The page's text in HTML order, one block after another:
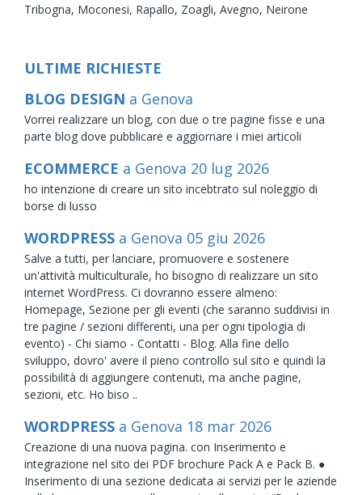
Tribogna, Moconesi, Rapallo, Zoagli, Avegno, Neirone
ULTIME RICHIESTE
BLOG DESIGN a Genova
Vorrei realizzare un blog, con due o tre pagine fisse e una
parte blog dove pubblicare e aggiornare i miei articoli
ECOMMERCE a Genova 20 lug 2026
ho intenzione di creare un sito incebtrato sul noleggio di
borse di lusso
WORDPRESS a Genova 05 giu 2026
Salve a tutti, per lanciare, promuovere e sostenere
un'attività multiculturale, ho bisogno di realizzare un sito
internet WordPress. Ci dovranno essere almeno:
Homepage, Sezione per gli eventi (che saranno suddivisi in
tre pagine / sezioni differenti, una per ogni tipologia di
evento) - Chi siamo - Contatti - Blog. Alla fine dello
sviluppo, dovro' avere il pieno controllo sul sito e quindi la
possibilità di aggiungere contenuti, ma anche pagine,
sezioni, etc. Ho biso ..
WORDPRESS a Genova 18 mar 2026
Creazione di una nuova pagina. con Inserimento e
integrazione nel sito dei PDF brochure Pack A e Pack B. ●
Inserimento di una sezione dedicata ai servizi per le aziende